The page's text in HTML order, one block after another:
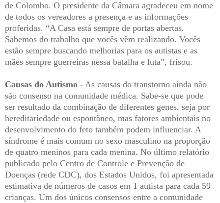
de Colombo. O presidente da Câmara agradeceu em nome
de todos os vereadores a presença e as informações
proferidas. “A Casa está sempre de portas abertas.
Sabemos do trabalho que vocês vêm realizando. Vocês
estão sempre buscando melhorias para os autistas e as
mães sempre guerreiras nessa batalha e luta”, frisou.
Causas do Autismo - As causas do transtorno ainda não
são consenso na comunidade médica. Sabe-se que pode
ser resultado da combinação de diferentes genes, seja por
hereditariedade ou espontâneo, mas fatores ambientais no
desenvolvimento do feto também podem influenciar. A
síndrome é mais comum no sexo masculino na proporção
de quatro meninos para cada menina. No último relatório
publicado pelo Centro de Controle e Prevenção de
Doenças (rede CDC), dos Estados Unidos, foi apresentada
estimativa de números de casos em 1 autista para cada 59
crianças. Um dos únicos consensos entre a comunidade